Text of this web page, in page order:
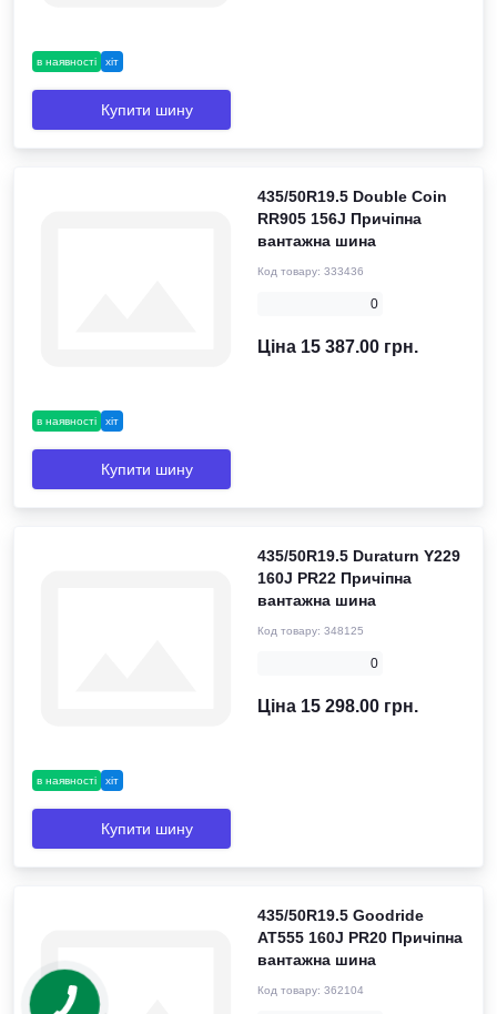
в наявності хіт
Купити шину
в наявності хіт
435/50R19.5 Double Coin
RR905 156J Причіпна
вантажна шина
Код товару: 333436
0
Ціна 15 387.00 грн.
Купити шину
в наявності хіт
435/50R19.5 Duraturn Y229
160J PR22 Причіпна
вантажна шина
Код товару: 348125
0
Ціна 15 298.00 грн.
Купити шину
435/50R19.5 Goodride
AT555 160J PR20 Причіпна
вантажна шина
Код товару: 362104